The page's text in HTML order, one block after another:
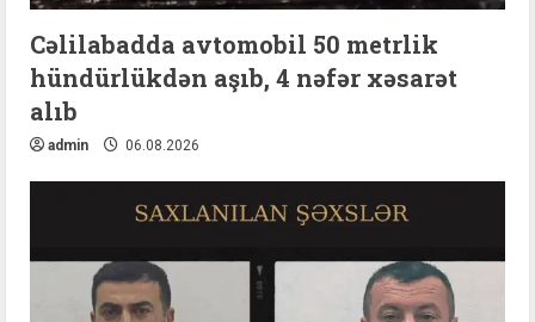
Cəlilabadda avtomobil 50 metrlik
hündürlükdən aşıb, 4 nəfər xəsarət
alıb
admin 06.08.2026